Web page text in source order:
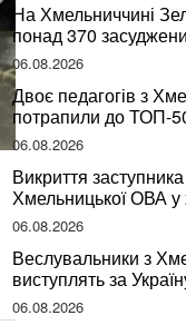
На Хмельниччині
понад 370
06.08.2026
Двоє педагогів з
потрапили до ТОП-
учителів України
06.08.2026
Викриття
Хмельницької ОВА у
підписання
06.08.2026
Веслувальники з
виступлять за
світу
06.08.2026